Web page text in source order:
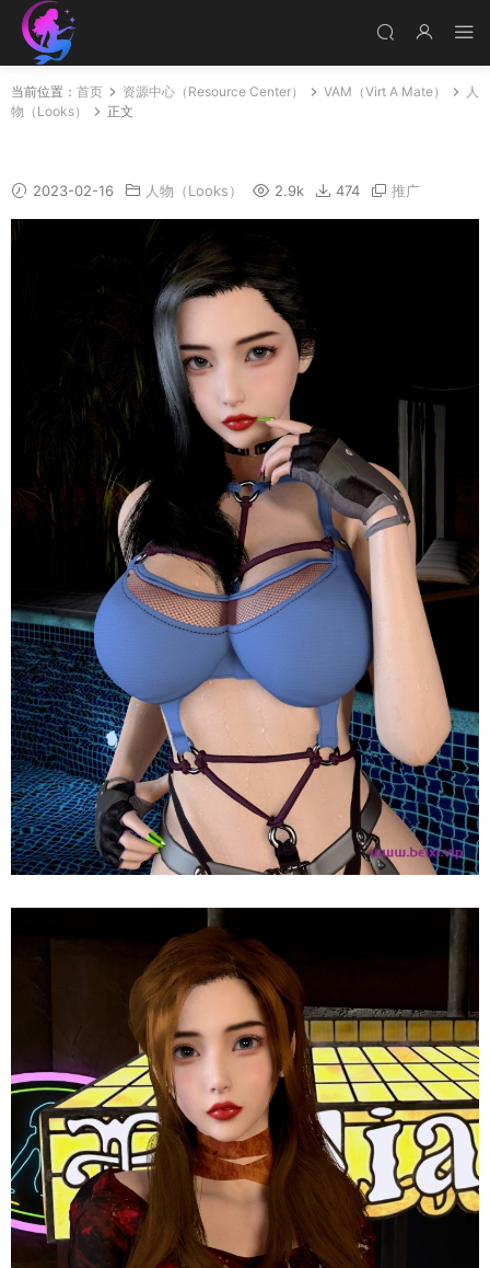
当前位置： 首页 资源中心（Resource Center） VAM（Virt A Mate）
人
物（Looks）
正文
2023-02-16 人物（Looks） 2.9k 474 推广